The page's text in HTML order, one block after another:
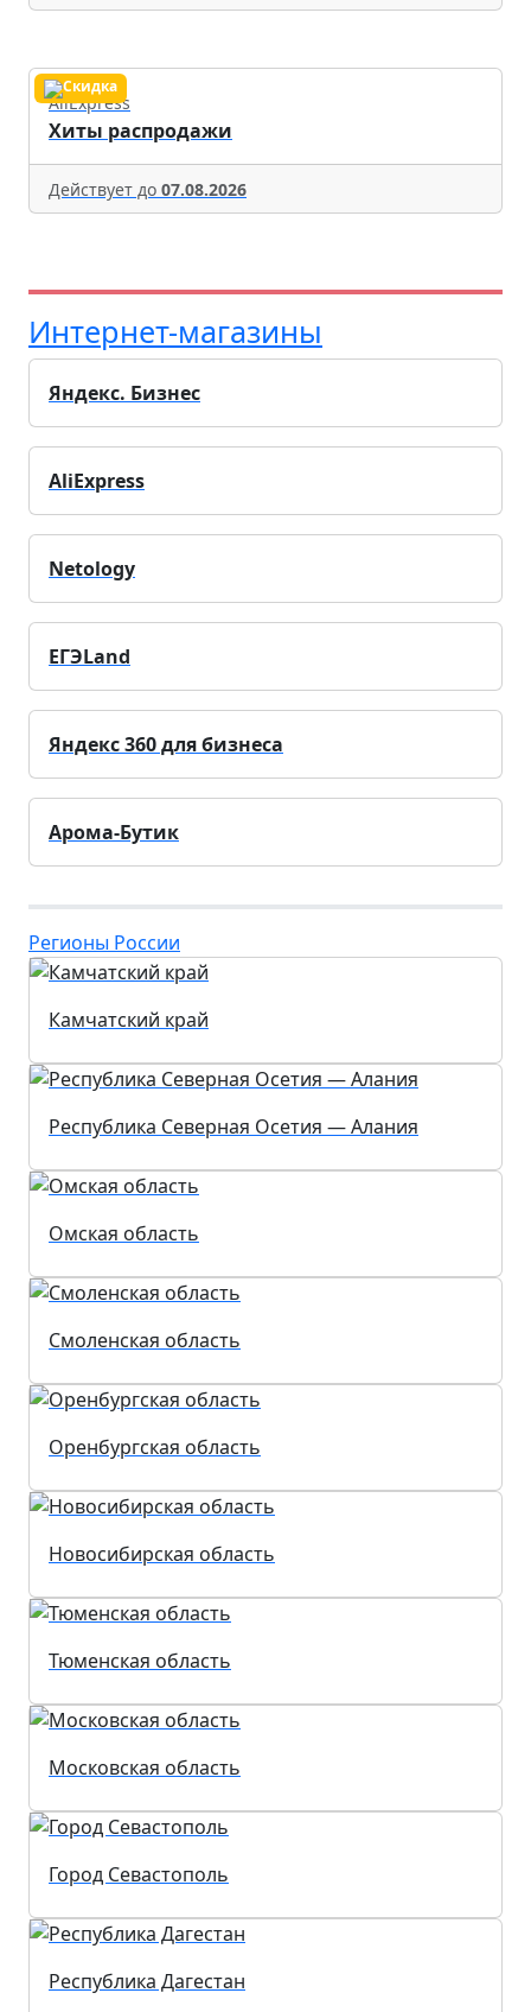
AliExpress
Хиты распродажи
Действует до 07.08.2026
Интернет-магазины
Яндекс. Бизнес
AliExpress
Netology
ЕГЭLand
Яндекс 360 для бизнеса
Арома-Бутик
Регионы России
Камчатский край
Республика Северная Осетия — Алания
Омская область
Смоленская область
Оренбургская область
Новосибирская область
Тюменская область
Московская область
Город Севастополь
Республика Дагестан